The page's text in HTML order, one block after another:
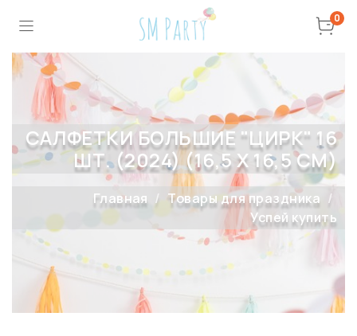
0
САЛФЕТКИ БОЛЬШИЕ "ЦИРК" 16
ШТ. (2024) (16,5 Х 16,5 СМ)
Главная
Товары для праздника
Успей купить